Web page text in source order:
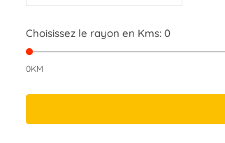
Choisissez le rayon en Kms: 0
0KM